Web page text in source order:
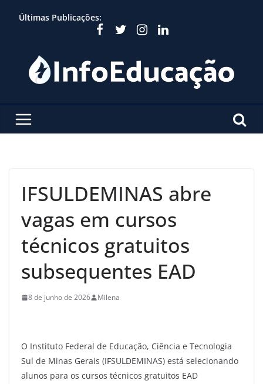
Últimas Publicações:
IFSULDEMINAS abre
vagas em cursos
técnicos gratuitos
subsequentes EAD
8 de junho de 2026 Milena
O Instituto Federal de Educação, Ciência e Tecnologia
Sul de Minas Gerais (IFSULDEMINAS) está selecionando
alunos para os cursos técnicos gratuitos EAD